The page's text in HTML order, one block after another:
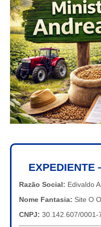
EXPEDIENTE
Razão Social: Edivaldo
Nome Fantasia: Site O
CNPJ: 30.142.607/0001-